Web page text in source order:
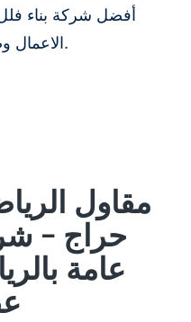
أفضل شركة بناء
الاعمال وضمان 30 عاما.
مقاول
حراج –
عامة